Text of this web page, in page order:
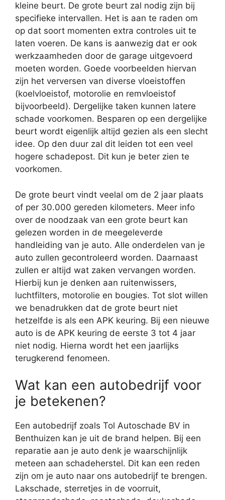
kleine beurt. De grote beurt zal nodig zijn bij
specifieke intervallen. Het is aan te raden om
op dat soort momenten extra controles uit te
laten voeren. De kans is aanwezig dat er ook
werkzaamheden door de garage uitgevoerd
moeten worden. Goede voorbeelden hiervan
zijn het verversen van diverse vloeistoffen
(koelvloeistof, motorolie en remvloeistof
bijvoorbeeld). Dergelijke taken kunnen latere
schade voorkomen. Besparen op een dergelijke
beurt wordt eigenlijk altijd gezien als een slecht
idee. Op den duur zal dit leiden tot een veel
hogere schadepost. Dit kun je beter zien te
voorkomen.
De grote beurt vindt veelal om de 2 jaar plaats
of per 30.000 gereden kilometers. Meer info
over de noodzaak van een grote beurt kan
gelezen worden in de meegeleverde
handleiding van je auto. Alle onderdelen van je
auto zullen gecontroleerd worden. Daarnaast
zullen er altijd wat zaken vervangen worden.
Hierbij kun je denken aan ruitenwissers,
luchtfilters, motorolie en bougies. Tot slot willen
we benadrukken dat de grote beurt niet
hetzelfde is als een APK keuring. Bij een nieuwe
auto is de APK keuring de eerste 3 tot 4 jaar
niet nodig. Hierna wordt het een jaarlijks
terugkerend fenomeen.
Wat kan een autobedrijf voor
je betekenen?
Een autobedrijf zoals Tol Autoschade BV in
Benthuizen kan je uit de brand helpen. Bij een
reparatie aan je auto denk je waarschijnlijk
meteen aan schadeherstel. Dit kan een reden
zijn om je auto naar ons autobedrijf te brengen.
Lakschade, sterretjes in de voorruit,